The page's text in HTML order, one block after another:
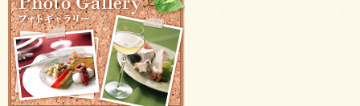
2025/09/29
カリブ風スパイシージャークチキンをご注文
いただきました。
2025/09/29
ソーセージアソートをご注文いただきまし
た。
2025/09/29